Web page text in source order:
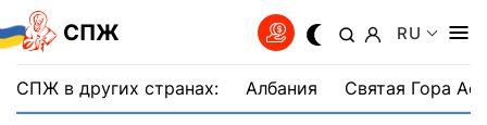
СПЖ RU
СПЖ в других странах: Албания Святая Гора